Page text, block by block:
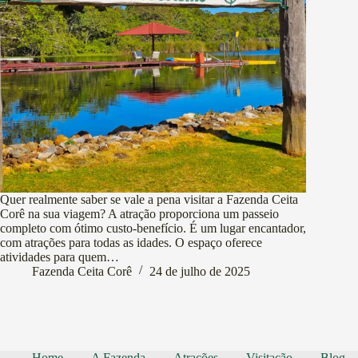
Quer realmente saber se vale a pena visitar a Fazenda Ceita
Corê na sua viagem? A atração proporciona um passeio
completo com ótimo custo-benefício. É um lugar encantador,
com atrações para todas as idades. O espaço oferece
atividades para quem…
Fazenda Ceita Corê
24 de julho de 2025